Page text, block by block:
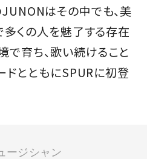
ーシッププログラム
な機能と特典を無料で楽し
はその中でも、美
多くの人を魅了する存在
で育ち、歌い続けること
ドとともにSPURに初登
ージシャン